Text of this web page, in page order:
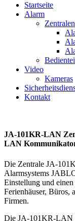
Startseite
Alarm
Zentralen
Video
Kameras
Kontakt
JA-101KR-LAN
LAN
Die Zentrale JA-
Alarmsystems
Einstellung und
Ferienhäuser, Büros,
Firmen.
Die JA-101KR-LAN